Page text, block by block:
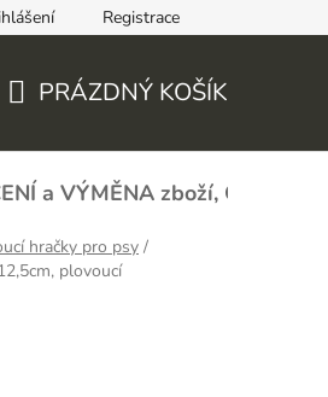
- zboží s vadouRegistrace
KOŠÍK
PRÁZDNÝ KOŠÍK
a VÝMĚNA zboží,
hračky pro psy /
plovoucí